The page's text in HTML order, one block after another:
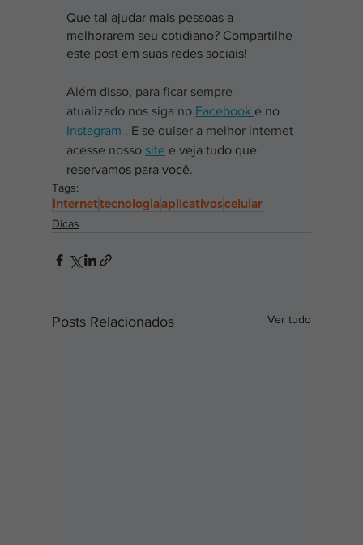
Que tal ajudar mais pessoas a
melhorarem seu cotidiano? Compartilhe
este post em suas redes sociais!
Além disso, para ficar sempre
atualizado nos siga no Facebook e no
Instagram . E se quiser a melhor internet
acesse nosso site e veja tudo que
reservamos para você.
Tags:
internettecnologiaaplicativoscelular
Dicas
Posts Relacionados Ver tudo